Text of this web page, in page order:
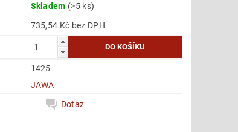
Skladem (>5 ks)
735,54 Kč bez DPH
1425
JAWA
Dotaz